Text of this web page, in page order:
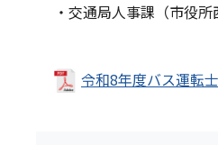
・交通局人事課（市役所
令和8年度バス運転